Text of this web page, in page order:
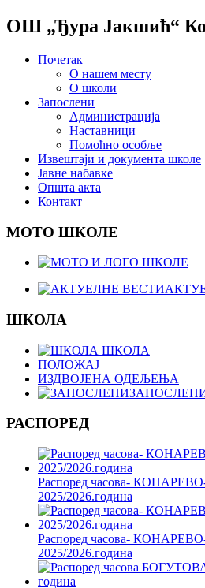
ОШ „Ђура Јакшић“
Почетак
О нашем месту
О школи
Запослени
Администрација
Наставници
Помоћно особље
Извештаји и документа школе
Јавне набавке
Општа акта
Контакт
МОТО ШКОЛЕ
ШКОЛА
ШКОЛА
ПОЛОЖАЈ
ИЗДВОЈЕНА ОДЕЉЕЊА
РАСПОРЕД
Распоред часова-
2025/2026.година
Распоред часова- КОНАРЕВО-
2025/2026.година